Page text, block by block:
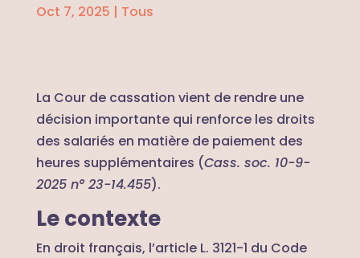
Oct 7, 2025 | Tous
La Cour de cassation vient de rendre une
décision importante qui renforce les droits
des salariés en matière de paiement des
heures supplémentaires (Cass. soc. 10-9-
2025 n° 23-14.455).
Le contexte
En droit français, l’article L. 3121-1 du Code